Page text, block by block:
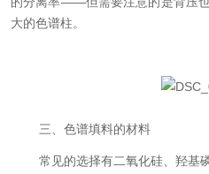
大的色谱柱。
三、 色谱填料的材料
常见的选择有二氧化硅、羟基磷